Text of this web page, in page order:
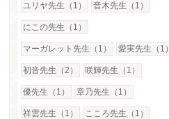
ユリヤ先生（1） 音木先生（1）
にこの先生（1）
マーガレット先生（1） 愛実先生（1）
初音先生（2） 咲輝先生（1）
優先生（1） 章乃先生（1）
祥雲先生（1） こころ先生（1）